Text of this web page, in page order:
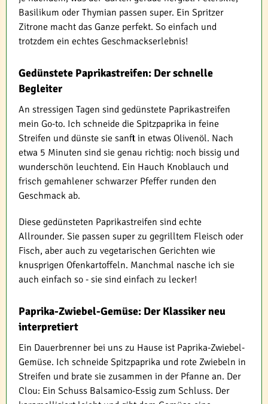
Basilikum oder Thymian passen super. Ein Spritzer
Zitrone macht das Ganze perfekt. So einfach und
trotzdem ein echtes Geschmackserlebnis!
Gedünstete Paprikastreifen: Der schnelle
Begleiter
An stressigen Tagen sind gedünstete Paprikastreifen
mein Go-to. Ich schneide die Spitzpaprika in feine
Streifen und dünste sie sanft in etwas Olivenöl. Nach
etwa 5 Minuten sind sie genau richtig: noch bissig und
wunderschön leuchtend. Ein Hauch Knoblauch und
frisch gemahlener schwarzer Pfeffer runden den
Geschmack ab.
Diese gedünsteten Paprikastreifen sind echte
Allrounder. Sie passen super zu gegrilltem Fleisch oder
Fisch, aber auch zu vegetarischen Gerichten wie
knusprigen Ofenkartoffeln. Manchmal nasche ich sie
auch einfach so - sie sind einfach zu lecker!
Paprika-Zwiebel-Gemüse: Der Klassiker neu
interpretiert
Ein Dauerbrenner bei uns zu Hause ist Paprika-Zwiebel-
Gemüse. Ich schneide Spitzpaprika und rote Zwiebeln in
Streifen und brate sie zusammen in der Pfanne an. Der
Clou: Ein Schuss Balsamico-Essig zum Schluss. Der